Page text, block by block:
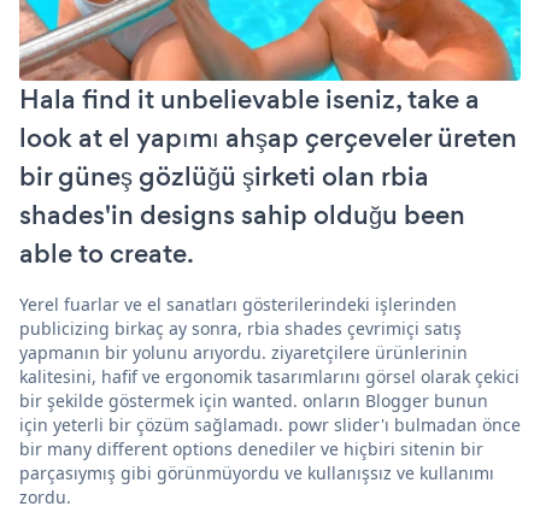
Hala find it unbelievable iseniz, take a
look at el yapımı ahşap çerçeveler üreten
bir güneş gözlüğü şirketi olan rbia
shades'in designs sahip olduğu been
able to create.
Yerel fuarlar ve el sanatları gösterilerindeki işlerinden
publicizing birkaç ay sonra, rbia shades çevrimiçi satış
yapmanın bir yolunu arıyordu. ziyaretçilere ürünlerinin
kalitesini, hafif ve ergonomik tasarımlarını görsel olarak çekici
bir şekilde göstermek için wanted. onların Blogger bunun
için yeterli bir çözüm sağlamadı. powr slider'ı bulmadan önce
bir many different options denediler ve hiçbiri sitenin bir
parçasıymış gibi görünmüyordu ve kullanışsız ve kullanımı
zordu.